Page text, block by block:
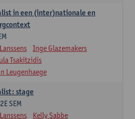
in een (inter)nationale en
Inge Glazemakers
Tsakitzidis
Leugenhaege
stage
SEM
Kelly Sabbe